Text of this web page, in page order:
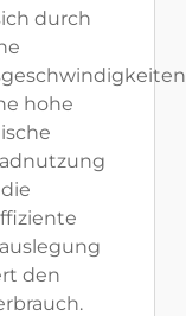
durch
hohe
den